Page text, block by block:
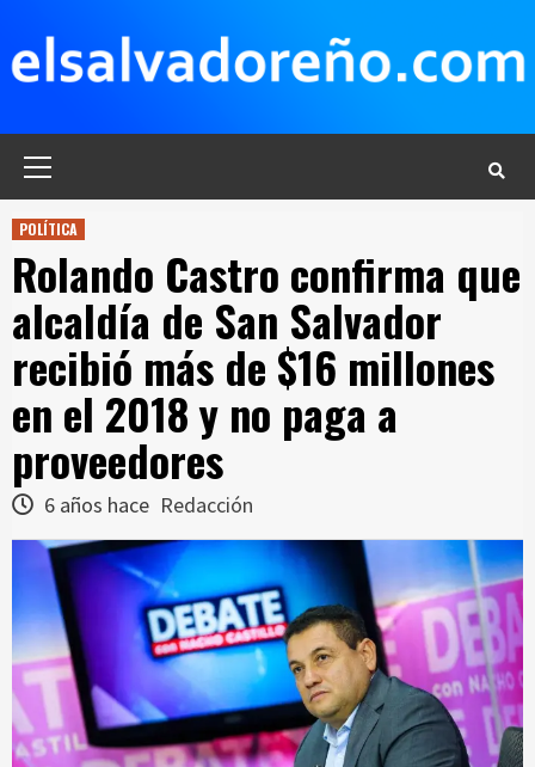
contenido
POLÍTICA
Rolando Castro confirma que
alcaldía de San Salvador
recibió más de $16 millones
en el 2018 y no paga a
proveedores
6 años hace Redacción